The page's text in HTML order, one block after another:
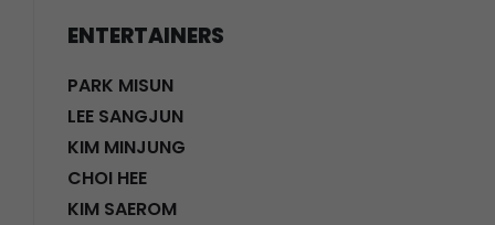
ENTERTAINERS
PARK MISUN
LEE SANGJUN
KIM MINJUNG
CHOI HEE
KIM SAEROM